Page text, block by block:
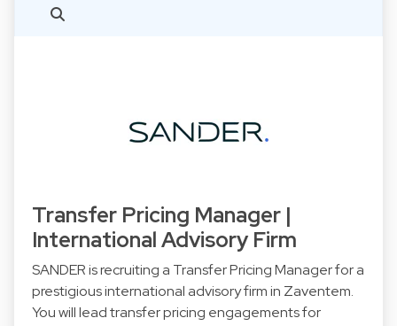
Transfer Pricing Manager |
International Advisory Firm
SANDER is recruiting a Transfer Pricing Manager for a
prestigious international advisory firm in Zaventem.
You will lead transfer pricing engagements for